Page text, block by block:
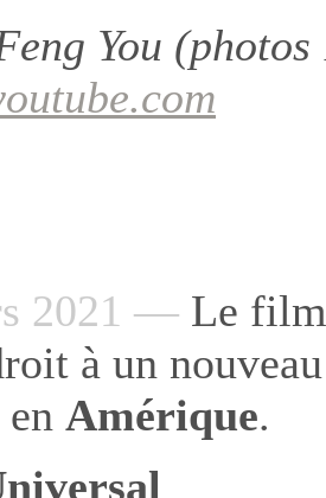
You
2021 — Le
à un
Amérique.